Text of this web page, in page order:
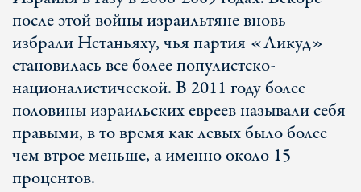
после этой войны израильтяне вновь
избрали Нетаньяху, чья партия «Ликуд»
становилась все более популистско-
националистической. В 2011 году более
половины израильских евреев называли себя
правыми, в то время как левых было более
чем втрое меньше, а именно около 15
процентов.